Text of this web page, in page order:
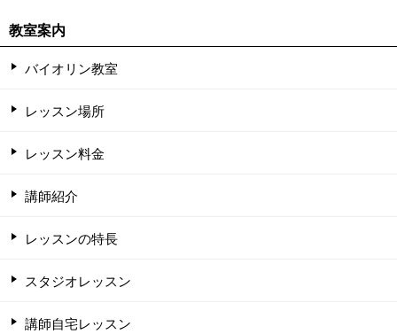
教室案内
バイオリン教室
レッスン場所
レッスン料金
講師紹介
レッスンの特長
スタジオレッスン
講師自宅レッスン